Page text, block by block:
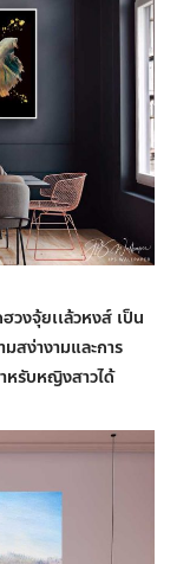
งจุ้ยเเล้วหงส์ เป็น
ง่างามและการ
หรับหญิงสาวได้